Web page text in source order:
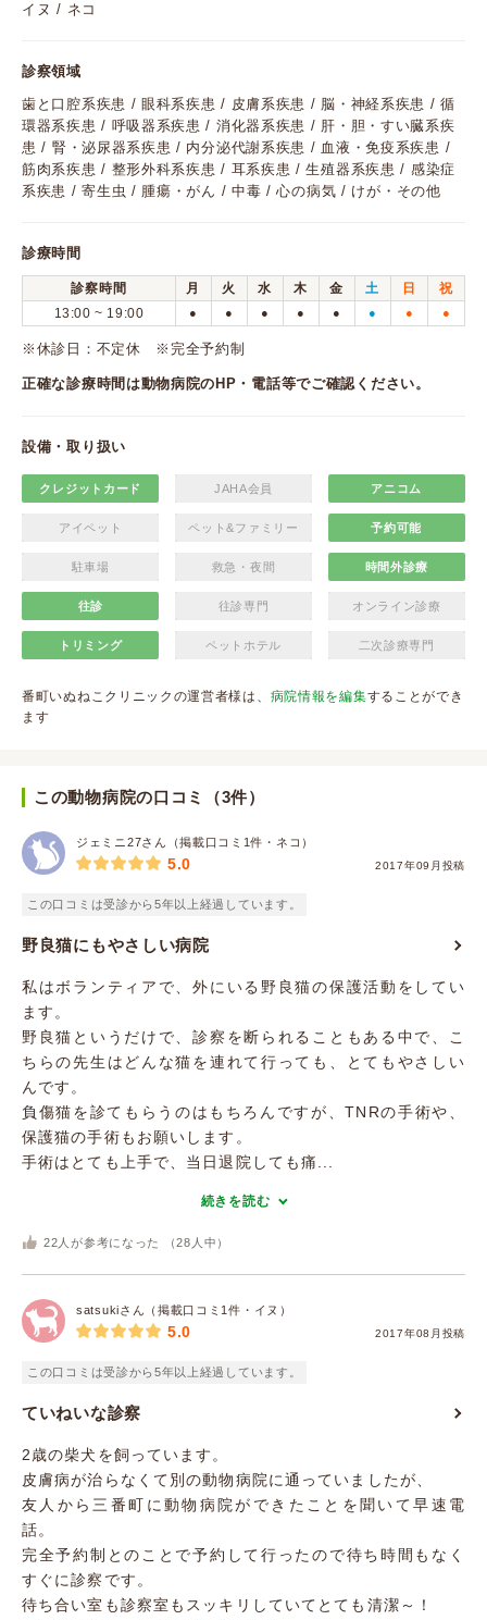
イヌ / ネコ
診察領域
歯と口腔系疾患 / 眼科系疾患 / 皮膚系疾患 / 脳・神経系疾患 / 循
環器系疾患 / 呼吸器系疾患 / 消化器系疾患 / 肝・胆・すい臓系疾
患 / 腎・泌尿器系疾患 / 内分泌代謝系疾患 / 血液・免疫系疾患 /
筋肉系疾患 / 整形外科系疾患 / 耳系疾患 / 生殖器系疾患 / 感染症
系疾患 / 寄生虫 / 腫瘍・がん / 中毒 / 心の病気 / けが・その他
診療時間
診察時間 月 火 水 木 金 土 日
祝
13:00 ~ 19:00
● ● ● ● ● ● ● ●
※休診日：不定休 ※完全予約制
正確な診療時間は動物病院のHP・電話等でご確認ください。
設備・取り扱い
クレジットカード JAHA会員 アニコム
アイペット ペット&ファミリー 予約可能
駐車場 救急・夜間 時間外診療
往診 往診専門 オンライン診療
トリミング ペットホテル 二次診療専門
番町いぬねこクリニックの運営者様は、 病院情報を編集することができ
ます
この動物病院の口コミ（3件）
ジェミニ27さん（掲載口コミ1件・ネコ）
2017年09月投稿
5.0
この口コミは受診から5年以上経過しています。
野良猫にもやさしい病院
私はボランティアで、外にいる野良猫の保護活動をしてい
ます。
野良猫というだけで、診察を断られることもある中で、こ
ちらの先生はどんな猫を連れて行っても、とてもやさしい
んです。
負傷猫を診てもらうのはもちろんですが、TNRの手術や、
保護猫の手術もお願いします。
手術はとても上手で、当日退院しても痛...
続きを読む
22 人が参考になった （28 人中）
satsukiさん（掲載口コミ1件・イヌ）
2017年08月投稿
5.0
この口コミは受診から5年以上経過しています。
ていねいな診察
2歳の柴犬を飼っています。
皮膚病が治らなくて別の動物病院に通っていましたが、
友人から三番町に動物病院ができたことを聞いて早速電
話。
完全予約制とのことで予約して行ったので待ち時間もなく
すぐに診察です。
待ち合い室も診察室もスッキリしていてとても清潔～！